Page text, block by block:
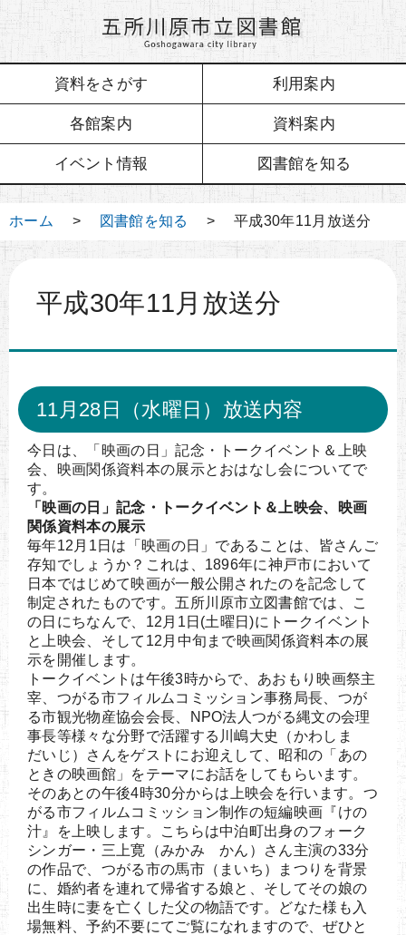
資料をさがす 利用案内
各館案内 資料案内
イベント情報 図書館を知る
ホーム > 図書館を知る > 平成30年11月放送分
平成30年11月放送分
11月28日（水曜日）放送内容
今日は、「映画の日」記念・トークイベント＆上映
会、映画関係資料本の展示とおはなし会についてで
す。
「映画の日」記念・トークイベント＆上映会、映画
関係資料本の展示
毎年12月1日は「映画の日」であることは、皆さんご
存知でしょうか？これは、1896年に神戸市において
日本ではじめて映画が一般公開されたのを記念して
制定されたものです。五所川原市立図書館では、こ
の日にちなんで、12月1日(土曜日)にトークイベント
と上映会、そして12月中旬まで映画関係資料本の展
示を開催します。
トークイベントは午後3時からで、あおもり映画祭主
宰、つがる市フィルムコミッション事務局長、つが
る市観光物産協会会長、NPO法人つがる縄文の会理
事長等様々な分野で活躍する川嶋大史（かわしま
だいじ）さんをゲストにお迎えして、昭和の「あの
ときの映画館」をテーマにお話をしてもらいます。
そのあとの午後4時30分からは上映会を行います。つ
がる市フィルムコミッション制作の短編映画『けの
汁』を上映します。こちらは中泊町出身のフォーク
シンガー・三上寛（みかみ かん）さん主演の33分
の作品で、つがる市の馬市（まいち）まつりを背景
に、婚約者を連れて帰省する娘と、そしてその娘の
出生時に妻を亡くした父の物語です。どなた様も入
場無料、予約不要にてご覧になれますので、ぜひと